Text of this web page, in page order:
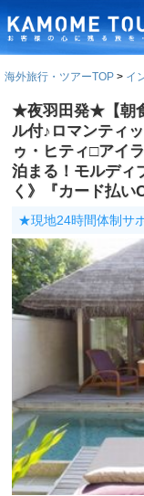
海外旅行・ツアーTOP イ
★夜羽田発★【朝
ル付♪ロマンティ
ゥ・ヒティ□アイ
泊まる！モルディ
く》『カード払い
★現地24時間体制サ